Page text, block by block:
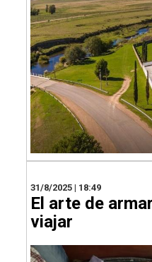
31/8/2025 | 18:49
El arte de
viajar